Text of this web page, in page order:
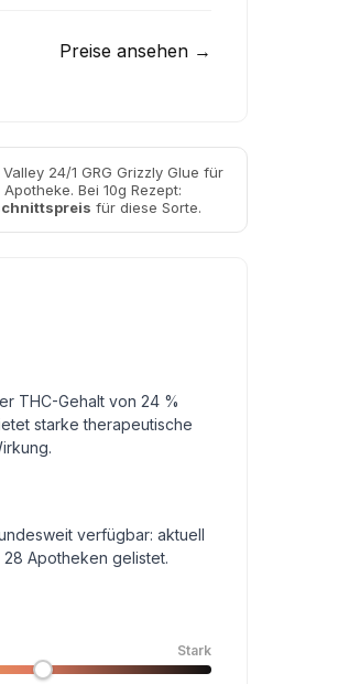
Preise ansehen →
24/1 GRG Grizzly Glue für
Bei 10g Rezept:
für diese Sorte.
THC-Gehalt von 24 %
starke therapeutische
verfügbar: aktuell
28 Apotheken gelistet.
Stark